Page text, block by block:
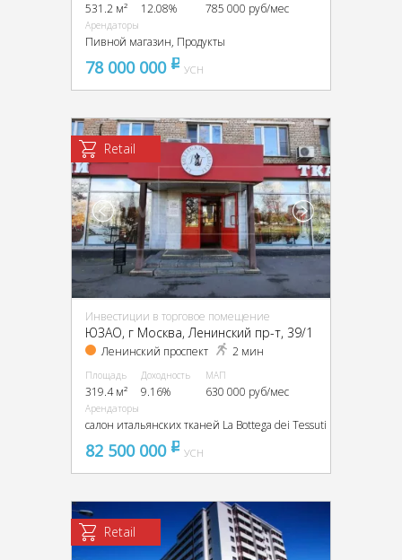
531.2 м² 12.08% 785 000 руб/мес
Арендаторы
Пивной магазин, Продукты
78 000 000 pуб
УСН
Retail
Инвестиции в торговое помещение
ЮЗАО, г Москва, Ленинский пр-т, 39/1
Ленинский проспект 2 мин
Площадь
319.4 м²
Доходность
9.16%
МАП
630 000 руб/мес
Арендаторы
салон итальянских тканей La Bottega dei Tessuti
82 500 000 pуб
УСН
Retail